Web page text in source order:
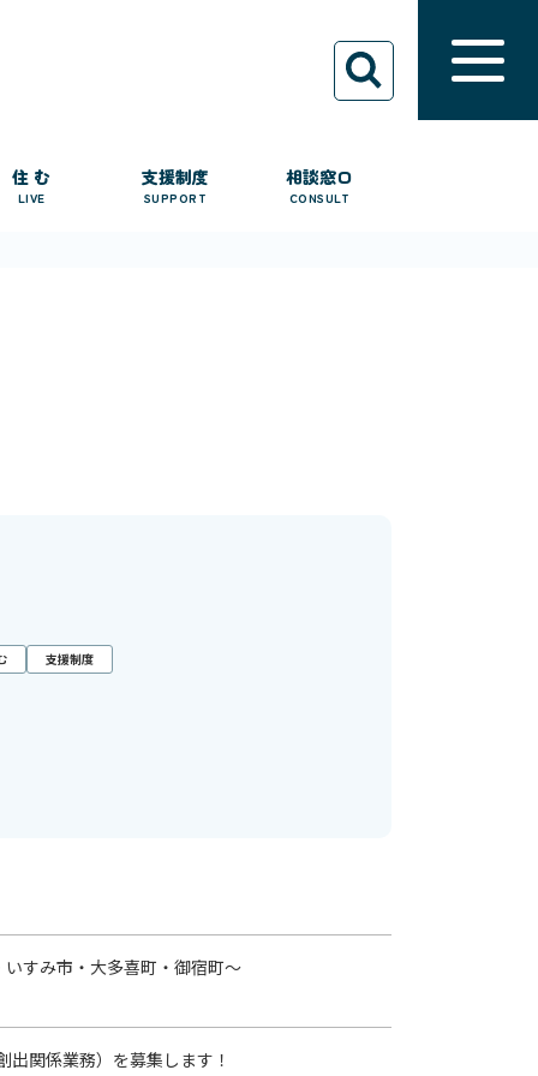
住 む
LIVE
支援制度
SUPPORT
相談窓口
CONSULT
支援制度
すみ市・大多喜町・御宿町～
出関係業務）を募集します！